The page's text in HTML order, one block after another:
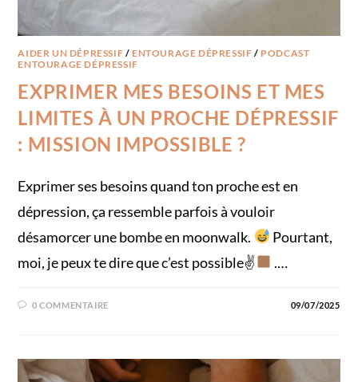
AIDER UN DÉPRESSIF / ENTOURAGE DÉPRESSIF / PODCAST
ENTOURAGE DÉPRESSIF
EXPRIMER MES BESOINS ET MES
LIMITES À UN PROCHE DÉPRESSIF
: MISSION IMPOSSIBLE ?
Exprimer ses besoins quand ton proche est en
dépression, ça ressemble parfois à vouloir
désamorcer une bombe en moonwalk.
Pourtant,
moi, je peux te dire que c’est possible✌
.…
0 COMMENTAIRE 09/07/2025